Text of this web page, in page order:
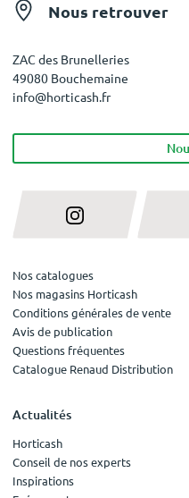
Nous retrouver
ZAC des Brunelleries
49080 Bouchemaine
info@horticash.fr
Nos catalogues
Nos magasins Horticash
Conditions générales de vente
Avis de publication
Questions fréquentes
Catalogue Renaud Distribution
Actualités
Horticash
Conseil de nos experts
Inspirations